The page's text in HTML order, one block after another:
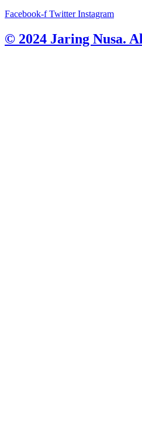
Facebook-f Twitter Instagram
© 2024 Jaring Nusa.